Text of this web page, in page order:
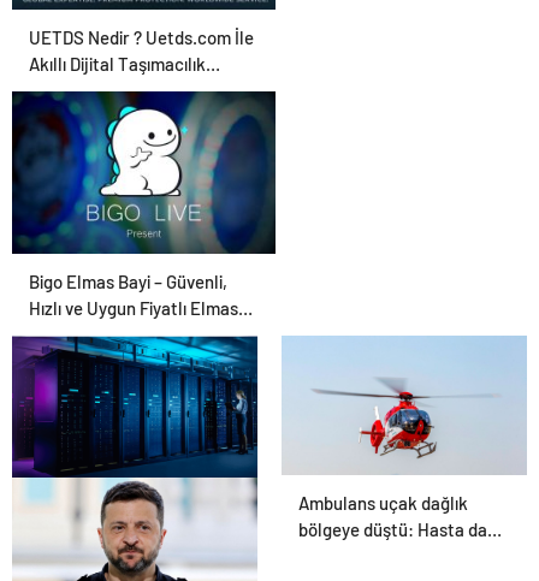
UETDS Nedir ? Uetds.com İle
Akıllı Dijital Taşımacılık
Yazılımı
Bigo Elmas Bayi – Güvenli,
Hızlı ve Uygun Fiyatlı Elmas
Satın Almanın Yeni Adresi
Datahost İle Güvenilir
Sunucu Hizmetleri
Ambulans uçak dağlık
bölgeye düştü: Hasta da